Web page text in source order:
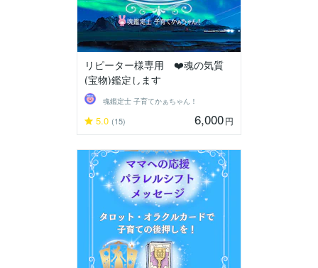
リピーター様専用 ❤️魂の気質
(宝物)鑑定します
魂鑑定士 子育てかぁちゃん！
5.0 (15) 6,000円